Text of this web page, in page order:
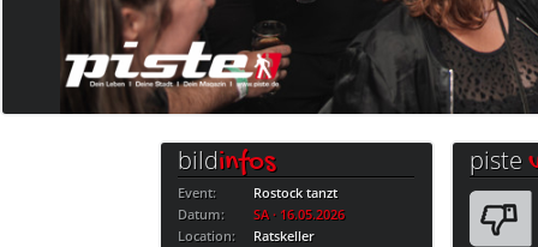
bildinfos
Event:
Rostock tanzt
Datum:
SA · 16.05.2026
Location:
Ratskeller
piste